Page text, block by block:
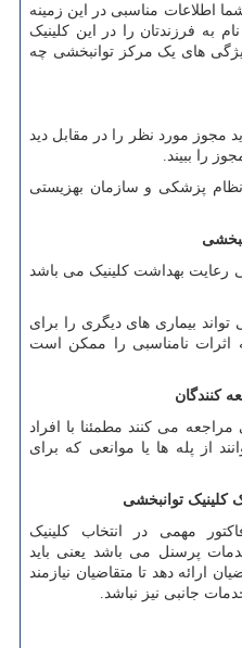
اطلاعات مناسبی در این زمینه
به فرزندتان را در این کلینیک
های یک مرکز توانبخشی چه
مجوز مورد نظر را در مقابل دید
را ببیند.
پزشکی و سازمان بهزیستی
رعایت بهداشت کلینیک می باشد
بیماری های دیگری را برای
نامناسبی را ممکن است
مراجعه می کنند مطمئنا با افراد
از پله ها یا موانعی که برای
مهمی در انتخاب کلینیک
پرسنل می باشد یعنی باید
ارائه دهد تا متقاضیان نیازمند
جانبی نیز نباشد.